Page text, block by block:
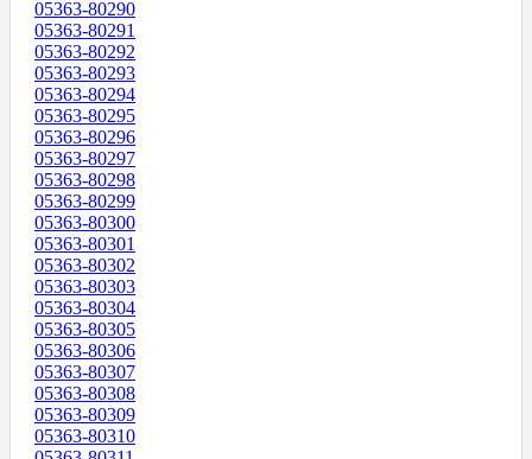
05363-80290
05363-80291
05363-80292
05363-80293
05363-80294
05363-80295
05363-80296
05363-80297
05363-80298
05363-80299
05363-80300
05363-80301
05363-80302
05363-80303
05363-80304
05363-80305
05363-80306
05363-80307
05363-80308
05363-80309
05363-80310